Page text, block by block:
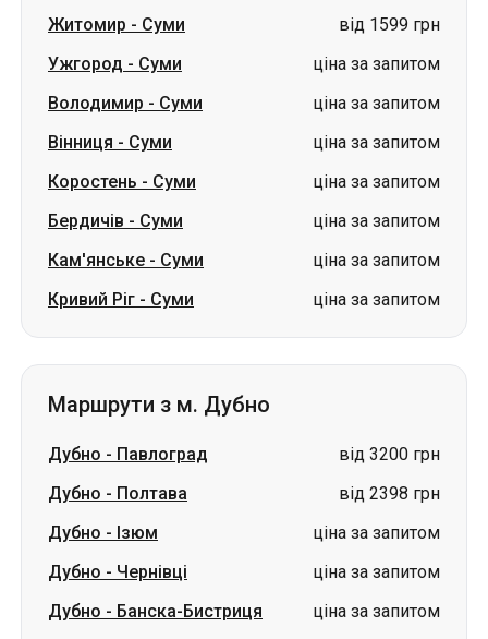
Житомир - Суми
від 1599 грн
Ужгород - Суми
ціна за запитом
Володимир - Суми
ціна за запитом
Вінниця - Суми
ціна за запитом
Коростень - Суми
ціна за запитом
Бердичів - Суми
ціна за запитом
Кам'янське - Суми
ціна за запитом
Кривий Ріг - Суми ціна за запитом
Маршрути з м. Дубно
Дубно - Павлоград
від 3200 грн
Дубно - Полтава
від 2398 грн
Дубно - Ізюм
ціна за запитом
Дубно - Чернівці
ціна за запитом
Дубно - Банска-Бистриця
ціна за запитом